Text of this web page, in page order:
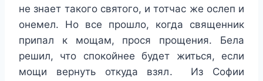
не знает такого святого, и тотчас же ослеп и
онемел. Но все прошло, когда священник
припал к мощам, прося прощения. Бела
решил, что спокойнее будет житься, если
мощи вернуть откуда взял. Из Софии